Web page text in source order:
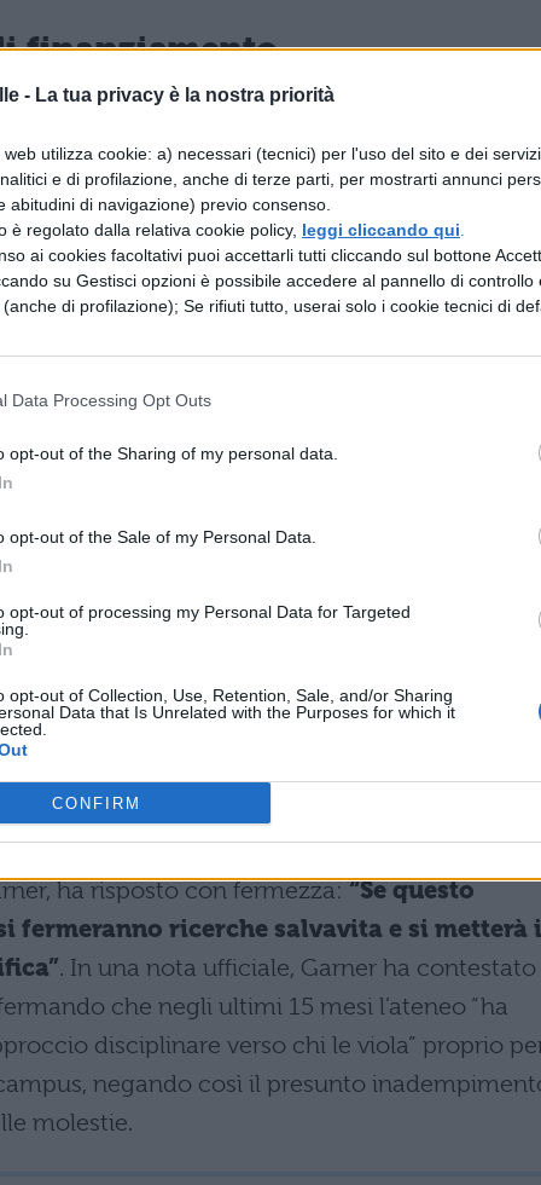
- La tua privacy è la nostra priorità
utilizza cookie: a) necessari (tecnici) per l'uso del sito e dei
e di profilazione, anche di terze parti, per mostrarti annunci
abitudini di navigazione) previo consenso.
è regolato dalla relativa cookie policy, leggi cliccando qui
ai cookies facoltativi puoi accettarli tutti cliccando sul bottone
su Gestisci opzioni è possibile accedere al pannello di controllo
di profilazione); Se rifiuti tutto, userai solo i cookie tecnici di
Data Processing Opt Outs
opt-out of the Sharing of my personal data.
opt-out of the Sale of my Personal Data.
opt-out of processing my Personal Data for Targeted
opt-out of Collection, Use, Retention, Sale, and/or Sharing
Data that Is Unrelated with the Purposes for which it
CONFIRM
finanziamento
il riesame riguarderà specificamente
per un valore di255,6 milioni di dollari,
in impegni pluriennali. Complessivamente, la
di dollari di finanziamento federale
ufficiali
contrastantinel panorama politico
potrebbe compromettere gravemente la
mentre i sostenitori ritengono che
garantire la sicurezza degli studenti ebrei e
ha espresso una posizione netta,
nel proteggere gli studenti dalla
promuove ideologie divisive, ha
reputazione”, aggiungendo che l’università
e tornare all’eccellenza accademica.
ha risposto con fermezza:“Se questo
fermeranno ricerche salvavita e si metterà
. In una nota ufficiale, Garner ha contestato
che negli ultimi 15 mesi l’ateneo “ha
disciplinare verso chi le viola” proprio
negando così il presunto
molestie.